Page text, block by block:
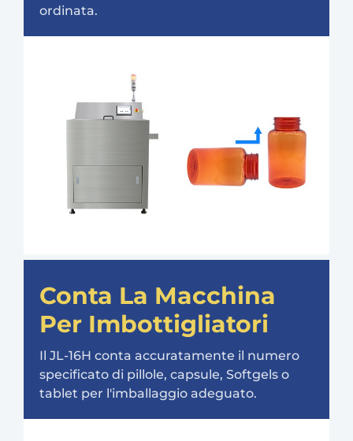
ordinata.
Conta La Macchina
Per Imbottigliatori
Il JL-16H conta accuratamente il numero
specificato di pillole, capsule, Softgels o
tablet per l'imballaggio adeguato.